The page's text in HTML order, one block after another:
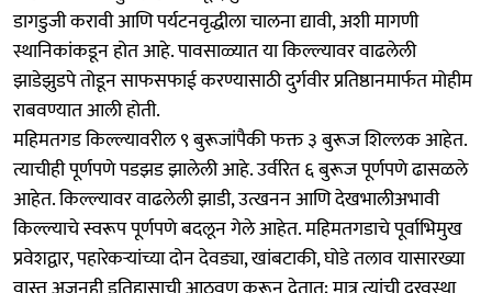
डागडुजी करावी आणि पर्यटनवृद्धीला चालना द्यावी, अशी मागणी
स्थानिकांकडून होत आहे. पावसाळ्यात या किल्ल्यावर वाढलेली
झाडेझुडपे तोडून साफसफाई करण्यासाठी दुर्गवीर प्रतिष्ठानमार्फत मोहीम
राबवण्यात आली होती.
महिमतगड किल्ल्यावरील ९ बुरूजांपैकी फक्त ३ बुरूज शिल्लक आहेत.
त्याचीही पूर्णपणे पडझड झालेली आहे. उर्वरित ६ बुरूज पूर्णपणे ढासळले
आहेत. किल्ल्यावर वाढलेली झाडी, उत्खनन आणि देखभालीअभावी
किल्ल्याचे स्वरूप पूर्णपणे बदलून गेले आहेत. महिमतगडाचे पूर्वाभिमुख
प्रवेशद्वार, पहारेकऱ्यांच्या दोन देवड्या, खांबटाकी, घोडे तलाव यासारख्या